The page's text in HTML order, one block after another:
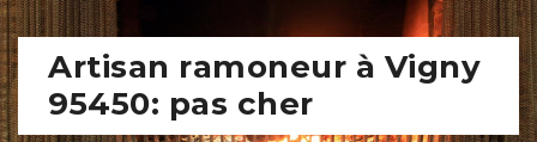
Artisan ramoneur à Vigny
95450: pas cher